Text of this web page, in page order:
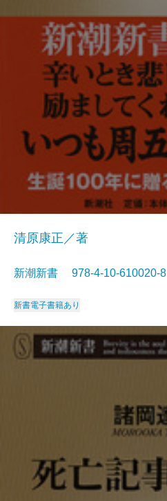
清原康正／著
新潮新書 978-4-10-
新書電子書籍あり